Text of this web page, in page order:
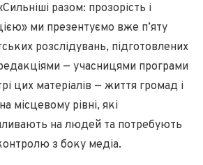
разом: прозорість і
ми презентуємо вже п’яту
розслідувань, підготовлених
— учасницями програми
цих матеріалів — життя громад і
місцевому рівні, які
на людей та потребують
з боку медіа.